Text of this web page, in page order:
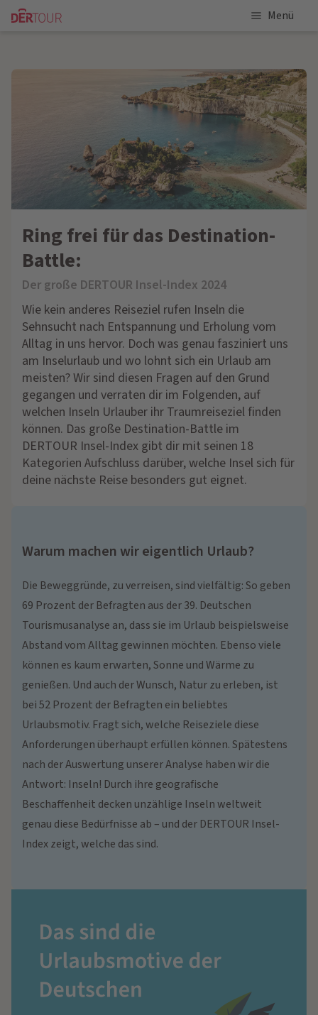
Menü
Ring frei für das Destination-
Battle:
Der große DERTOUR Insel-Index 2024
Wie kein anderes Reiseziel rufen Inseln die
Sehnsucht nach Entspannung und Erholung vom
Alltag in uns hervor. Doch was genau fasziniert uns
am Inselurlaub und wo lohnt sich ein Urlaub am
meisten? Wir sind diesen Fragen auf den Grund
gegangen und verraten dir im Folgenden, auf
welchen Inseln Urlauber ihr Traumreiseziel finden
können. Das große Destination-Battle im
DERTOUR Insel-Index gibt dir mit seinen 18
Kategorien Aufschluss darüber, welche Insel sich für
deine nächste Reise besonders gut eignet.
Warum machen wir eigentlich Urlaub?
Die Beweggründe, zu verreisen, sind vielfältig: So geben
69 Prozent der Befragten aus der 39. Deutschen
Tourismusanalyse an, dass sie im Urlaub beispielsweise
Abstand vom Alltag gewinnen möchten. Ebenso viele
können es kaum erwarten, Sonne und Wärme zu
genießen. Und auch der Wunsch, Natur zu erleben, ist
bei 52 Prozent der Befragten ein beliebtes
Urlaubsmotiv. Fragt sich, welche Reiseziele diese
Anforderungen überhaupt erfüllen können. Spätestens
nach der Auswertung unserer Analyse haben wir die
Antwort: Inseln! Durch ihre geografische
Beschaffenheit decken unzählige Inseln weltweit
genau diese Bedürfnisse ab – und der DERTOUR Insel-
Index zeigt, welche das sind.